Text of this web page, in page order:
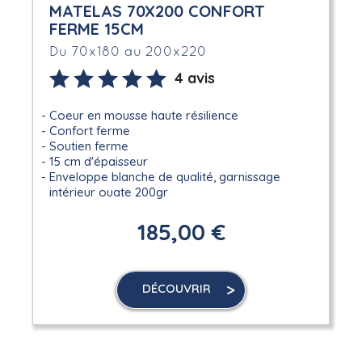
MATELAS 70X200 CONFORT
FERME 15CM
Du 70x180 au 200x220
4 avis
Coeur en mousse haute résilience
Confort ferme
Soutien ferme
15 cm d'épaisseur
Enveloppe blanche de qualité, garnissage
intérieur ouate 200gr
185,00 €
DÉCOUVRIR